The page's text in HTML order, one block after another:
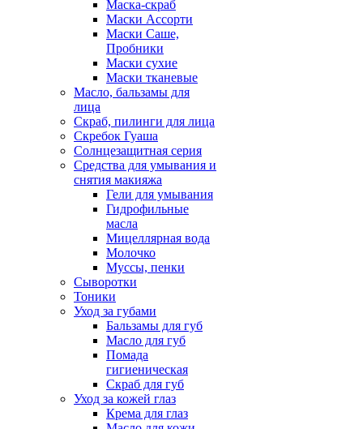
Маска-скраб
Маски Ассорти
Маски Саше,
Пробники
Маски сухие
Маски тканевые
Масло, бальзамы для
лица
Скраб, пилинги для лица
Скребок Гуаша
Солнцезащитная серия
Средства для умывания и
снятия макияжа
Гели для умывания
Гидрофильные
масла
Мицеллярная вода
Молочко
Муссы, пенки
Сыворотки
Тоники
Уход за губами
Бальзамы для губ
Масло для губ
Помада
гигиеническая
Скраб для губ
Уход за кожей глаз
Крема для глаз